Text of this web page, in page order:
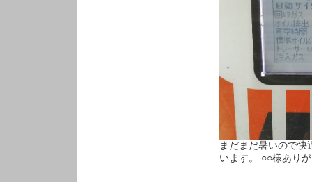
まだまだ暑いので快
います。 ○○様あり